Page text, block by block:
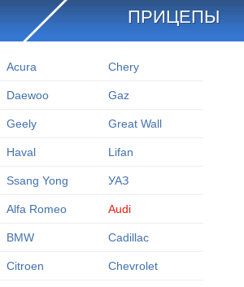
ПРИЦЕПЫ
Acura Chery
Daewoo Gaz
Geely Great Wall
Haval Lifan
Ssang Yong УАЗ
Alfa Romeo Audi
BMW Cadillac
Citroen Chevrolet